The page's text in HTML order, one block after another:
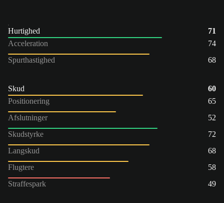
Hurtighed
71
Acceleration
74
Spurthastighed
68
Skud
60
Positionering
65
Afslutninger
52
Skudstyrke
72
Langskud
68
Flugtere
58
Straffespark
49